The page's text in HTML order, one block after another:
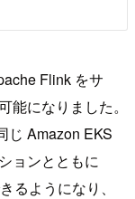
Flink をサ
になりました。
じ Amazon EKS
ョンとともに
るようになり、